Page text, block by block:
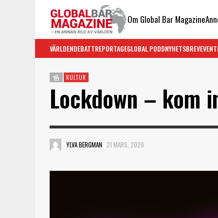
Om Global Bar Magazine
VÄRLDENDEBATTREPORTAGEGLOBAL PODDNYHETSBREVEVENT
KULTUR
Lockdown – kom
YLVA BERGMAN 21 MARS, 2020